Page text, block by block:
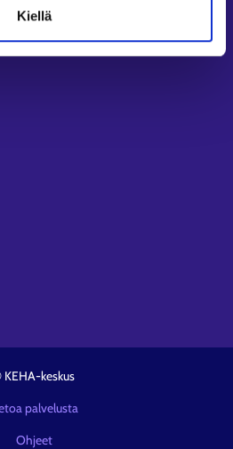
Kiellä
KEHA-keskus
palvelusta
Ohjeet